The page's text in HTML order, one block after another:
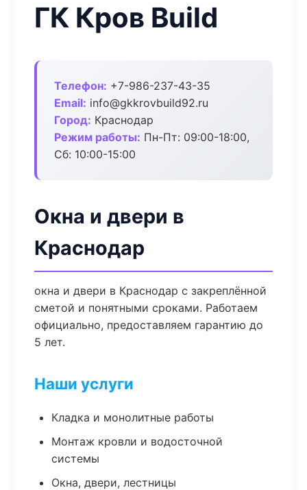
ГК Кров Build
Телефон: +7-986-237-43-35
Email: info@gkkrovbuild92.ru
Город: Краснодар
Режим работы: Пн-Пт: 09:00-18:00,
Сб: 10:00-15:00
Окна и двери в
Краснодар
окна и двери в Краснодар с закреплённой
сметой и понятными сроками. Работаем
официально, предоставляем гарантию до
5 лет.
Наши услуги
Кладка и монолитные работы
Монтаж кровли и водосточной
системы
Окна, двери, лестницы